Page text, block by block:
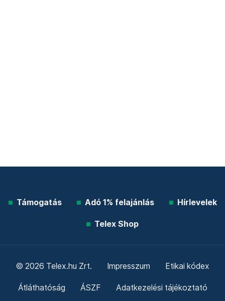
Támogatás Adó 1% felajánlás Hírlevelek
Telex Shop
© 2026 Telex.hu Zrt. Impresszum Etikai kódex
Átláthatóság ÁSZF Adatkezelési tájékoztató